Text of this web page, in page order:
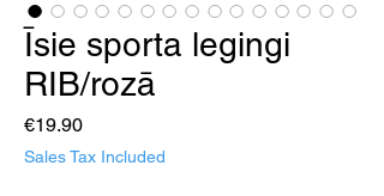
Īsie sporta legingi
RIB/rozā
€19.90Price
Sales Tax Included